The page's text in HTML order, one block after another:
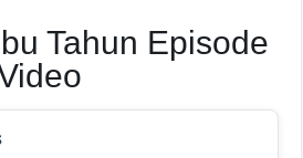
Tahun Episode